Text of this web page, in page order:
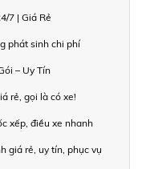
7 | Giá Rẻ
phát sinh chi phí
– Uy Tín
rẻ, gọi là có xe!
xếp, điều xe nhanh
giá rẻ, uy tín, phục vụ